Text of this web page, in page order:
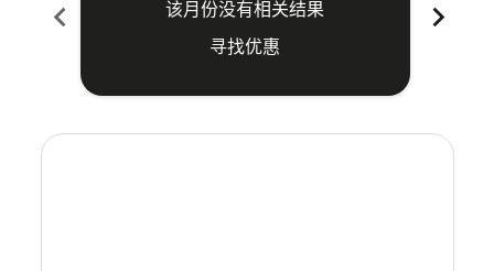
chevron_left
该月份没有相关结果
寻找优惠
chevron_right